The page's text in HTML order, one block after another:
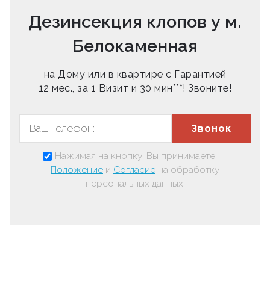
Дезинсекция клопов у м.
Белокаменная
на Дому или в квартире с Гарантией
12 мес., за 1 Визит и 30 мин***! Звоните!
Звонок
Нажимая на кнопку, Вы принимаете
Положение и Согласие на обработку
персональных данных.